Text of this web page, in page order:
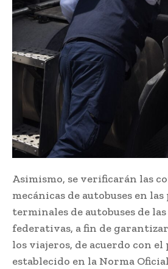
Asimismo, se verificarán las
mecánicas de autobuses en
terminales de autobuses de
federativas, a fin de
los viajeros, de acuerdo con
establecido en la Norma